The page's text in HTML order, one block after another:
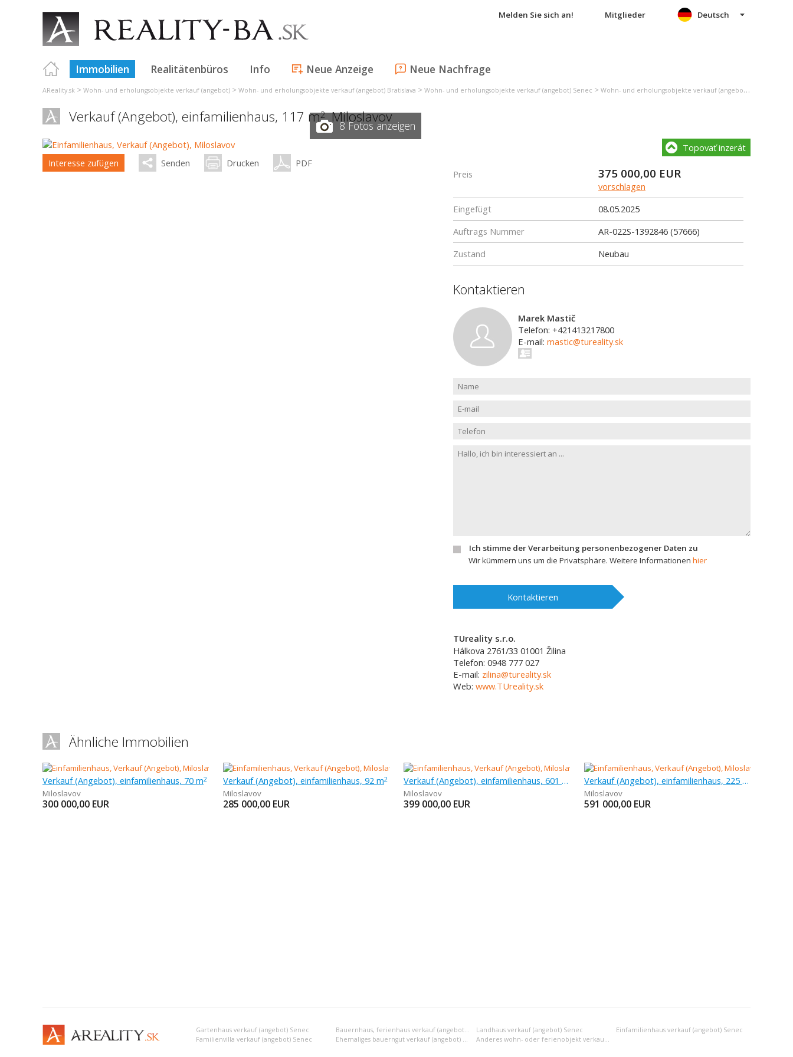
Melden Sie sich an! Mitglieder
Immobilien Realitätenbüros Info Neue Anzeige Neue Nachfrage
Deutsch
AReality.sk > Wohn- und erholungsobjekte verkauf (angebot) > Wohn- und erholungsobjekte verkauf (angebot) Bratislava > Wohn- und erholungsobjekte verkauf (angebot) Senec > Wohn- und erholungsobjekte verkauf (angebot) Miloslavov
Verkauf (Angebot), einfamilienhaus, 117 m2,Miloslavov
8 Fotos anzeigen
Interesse zufügen Senden Drucken PDF
Topovať inzerát
Preis 375 000,00 EUR
vorschlagen
Eingefügt
08.05.2025
Auftrags Nummer
AR-022S-1392846 (57666)
Zustand
Neubau
Kontaktieren
Marek Mastič
Telefon: +421413217800
E-mail: mastic@tureality.sk
Ich stimme der Verarbeitung personenbezogener Daten zu
Wir kümmern uns um die Privatsphäre. Weitere Informationen hier
Kontaktieren
TUreality s.r.o.
Hálkova 2761/33 01001 Žilina
Telefon: 0948 777 027
E-mail: zilina@tureality.sk
Web: www.TUreality.sk
Ähnliche Immobilien
Verkauf (Angebot), einfamilienhaus, 70 m2
Miloslavov
300 000,00 EUR
Verkauf (Angebot), einfamilienhaus, 92 m2
Miloslavov
285 000,00 EUR
Verkauf (Angebot), einfamilienhaus, 601 m
Miloslavov
399 000,00 EUR
Verkauf (Angebot), einfamilienhaus, 225 m
Miloslavov
591 000,00 EUR
Gartenhaus verkauf (angebot) Senec Bauernhaus, ferienhaus verkauf (angebot) Senec Landhaus verkauf (angebot) Senec
Einfamilienhaus verkauf (angebot) Senec
Familienvilla verkauf (angebot) Senec
Ehemaliges bauerngut verkauf (angebot) Senec Anderes wohn- oder ferienobjekt verkauf (angebot) Senec